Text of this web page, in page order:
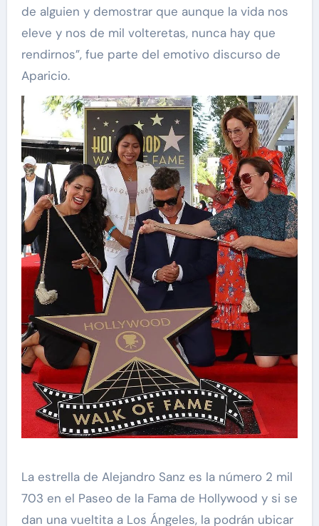
de alguien y demostrar que aunque la vida nos
eleve y nos de mil volteretas, nunca hay que
rendirnos”, fue parte del emotivo discurso de
Aparicio.
La estrella de Alejandro Sanz es la número 2 mil
703 en el Paseo de la Fama de Hollywood y si se
dan una vueltita a Los Ángeles, la podrán ubicar